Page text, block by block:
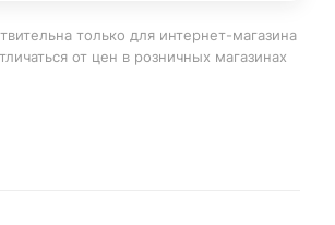
только для интернет-магазина
от цен в розничных магазинах